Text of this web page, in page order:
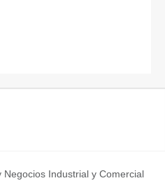
Industrial y Comercial